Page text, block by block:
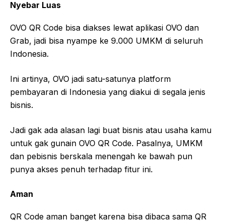
Nyebar Luas
OVO QR Code bisa diakses lewat aplikasi OVO dan
Grab, jadi bisa nyampe ke 9.000 UMKM di seluruh
Indonesia.
Ini artinya, OVO jadi satu-satunya platform
pembayaran di Indonesia yang diakui di segala jenis
bisnis.
Jadi gak ada alasan lagi buat bisnis atau usaha kamu
untuk gak gunain OVO QR Code. Pasalnya, UMKM
dan pebisnis berskala menengah ke bawah pun
punya akses penuh terhadap fitur ini.
Aman
QR Code aman banget karena bisa dibaca sama QR